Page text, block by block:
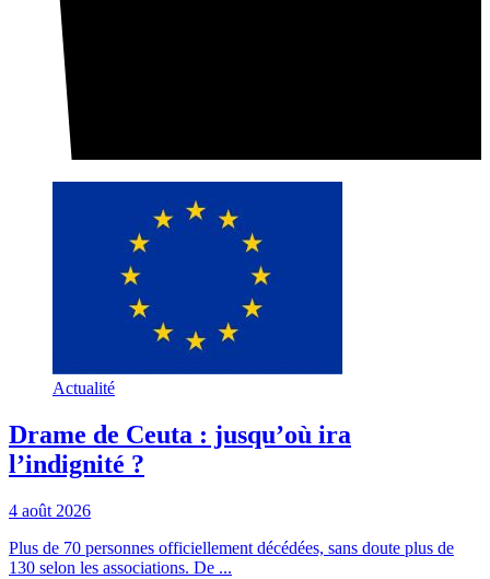
Actualité
Drame de Ceuta : jusqu’où ira
l’indignité ?
4 août 2026
Plus de 70 personnes officiellement décédées, sans doute plus de
130 selon les associations. De ...